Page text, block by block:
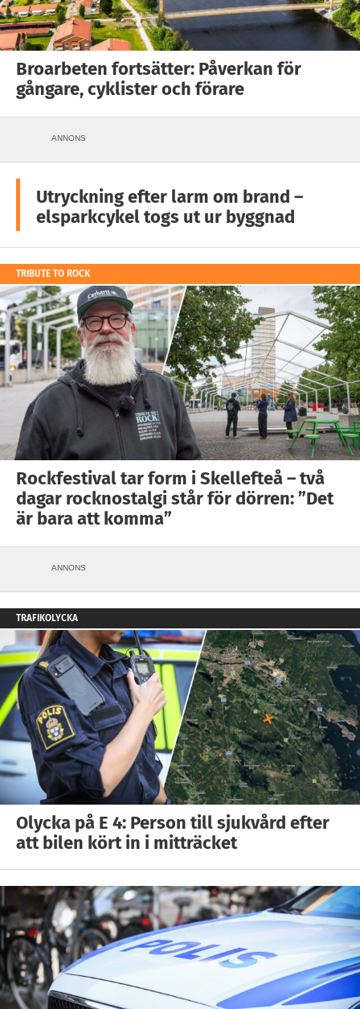
Broarbeten fortsätter: Påverkan för
gångare, cyklister och förare
ANNONS
Utryckning efter larm om brand –
elsparkcykel togs ut ur byggnad
TRIBUTE TO ROCK
Rockfestival tar form i Skellefteå – två
dagar rocknostalgi står för dörren: ”Det
är bara att komma”
ANNONS
TRAFIKOLYCKA
Olycka på E 4: Person till sjukvård efter
att bilen kört in i mitträcket